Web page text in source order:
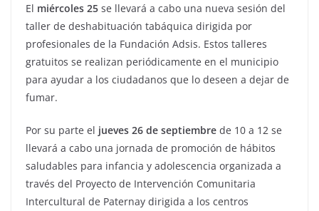
El miércoles 25 se llevará a cabo una nueva sesión del
taller de deshabituación tabáquica dirigida por
profesionales de la Fundación Adsis. Estos talleres
gratuitos se realizan periódicamente en el municipio
para ayudar a los ciudadanos que lo deseen a dejar de
fumar.
Por su parte el jueves 26 de septiembre de 10 a 12 se
llevará a cabo una jornada de promoción de hábitos
saludables para infancia y adolescencia organizada a
través del Proyecto de Intervención Comunitaria
Intercultural de Paternay dirigida a los centros